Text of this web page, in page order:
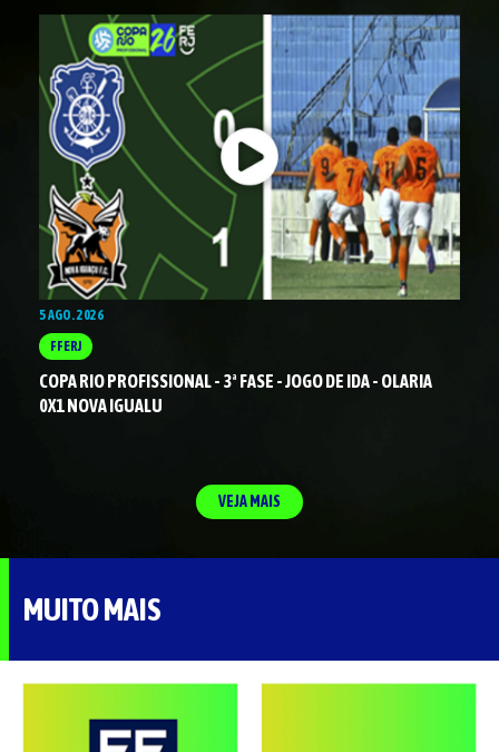
5 AGO. 2026
FFERJ
COPA RIO PROFISSIONAL - 3ª FASE - JOGO DE IDA - OLARIA
0X1 NOVA IGUALU
VEJA MAIS
MUITO MAIS